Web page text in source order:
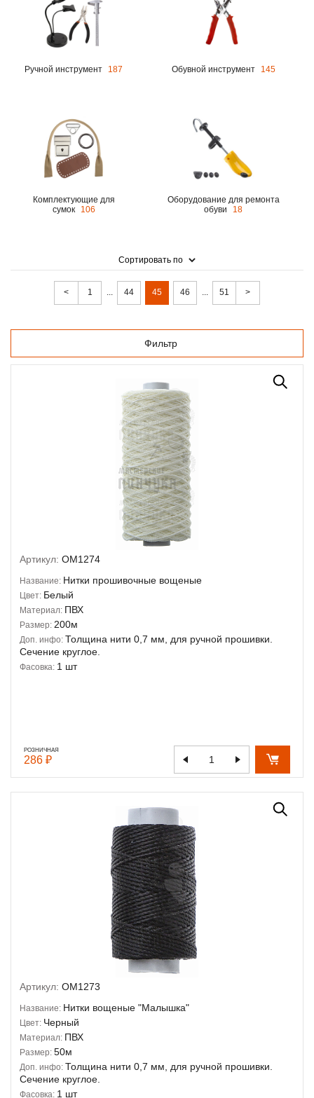
Ручной инструмент 187 Обувной инструмент 145
Комплектующие для
сумок
106
Оборудование для ремонта
обуви
18
Сортировать по
< 1 ... 44 45 46 ... 51 >
Фильтр
Артикул: OM1274
Название: Нитки прошивочные вощеные
Цвет: Белый
Материал: ПВХ
Размер: 200м
Доп. инфо: Толщина нити 0,7 мм, для ручной прошивки.
Сечение круглое.
Фасовка: 1 шт
РОЗНИЧНАЯ
286 ₽
Артикул: OM1273
Название: Нитки вощеные "Малышка"
Цвет: Черный
Материал: ПВХ
Размер: 50м
Доп. инфо: Толщина нити 0,7 мм, для ручной прошивки.
Сечение круглое.
Фасовка: 1 шт